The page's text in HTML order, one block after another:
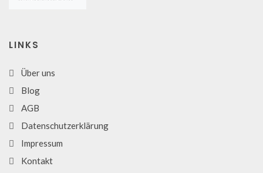
LINKS
Über uns
Blog
AGB
Datenschutzerklärung
Impressum
Kontakt